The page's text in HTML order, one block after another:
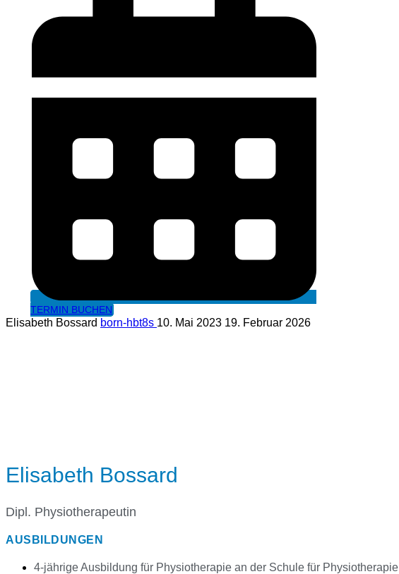
TERMIN BUCHEN
Elisabeth Bossard born-hbt8s 10. Mai 2023 19. Februar 2026
Elisabeth Bossard
Dipl. Physiotherapeutin
AUSBILDUNGEN
4-jährige Ausbildung für Physiotherapie an der Schule für Physiotherapie